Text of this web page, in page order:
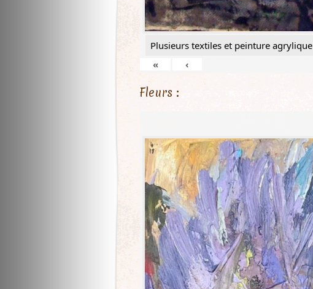
Plusieurs textiles et peinture agrylique
«
‹
Fleurs :